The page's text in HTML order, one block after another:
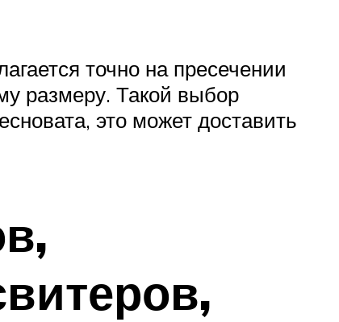
точно на пресечении
размеру. Такой выбор
это может доставить